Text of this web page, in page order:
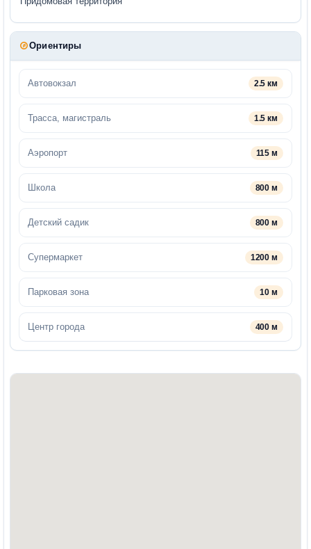
Ориентиры
Автовокзал 2.5 км
Трасса, магистраль 1.5 км
Аэропорт 115 м
Школа 800 м
Детский садик 800 м
Супермаркет 1200 м
Парковая зона 10 м
Центр города 400 м